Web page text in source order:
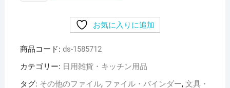
ト
ラ
お気に入りに追加
商品コード: ds-1585712
カテゴリー: 日用雑貨・キッチン用品
タグ: その他のファイル, ファイル・バインダー, 文具・